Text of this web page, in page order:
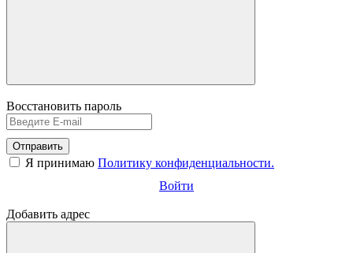
Восстановить пароль
Отправить
Я принимаю Политику конфиденциальности.
Войти
Добавить адрес